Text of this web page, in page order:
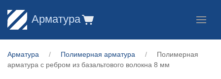
Арматура
Арматура Полимерная арматура
Полимерная
арматура c ребром из базальтового волокна 8 мм